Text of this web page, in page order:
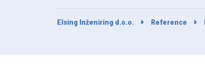
Elsing Inženiring d.o.o. Reference